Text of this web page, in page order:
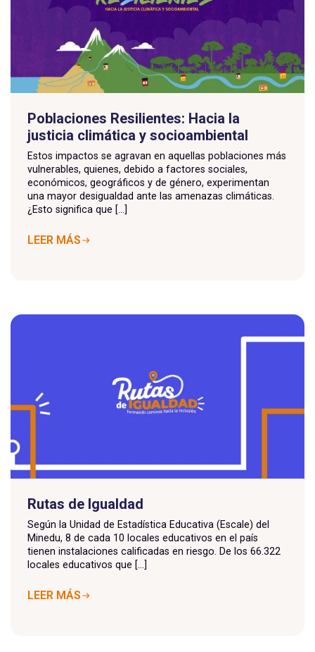
Poblaciones Resilientes: Hacia la
justicia climática y socioambiental
Estos impactos se agravan en aquellas poblaciones más
vulnerables, quienes, debido a factores sociales,
económicos, geográficos y de género, experimentan
una mayor desigualdad ante las amenazas climáticas.
¿Esto significa que [...]
LEER MÁS
Rutas de Igualdad
Según la Unidad de Estadística Educativa (Escale) del
Minedu, 8 de cada 10 locales educativos en el país
tienen instalaciones calificadas en riesgo. De los 66.322
locales educativos que [...]
LEER MÁS